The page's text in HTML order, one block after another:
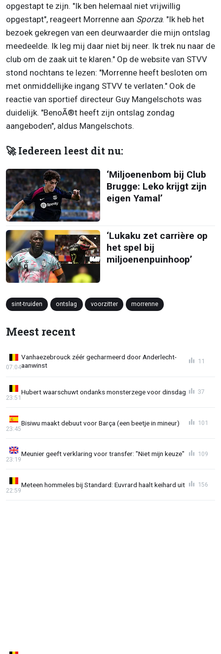
opgestapt te zijn. "Ik ben helemaal niet vrijwillig
opgestapt", reageert Morrenne aan Sporza. "Ik heb het
bezoek gekregen van een deurwaarder die mijn ontslag
meedeelde. Ik leg mij daar niet bij neer. Ik trek nu naar de
club om de zaak uit te klaren." Op de website van STVV
stond nochtans te lezen: "Morrenne heeft besloten om
met onmiddellijke ingang STVV te verlaten." Ook de
reactie van sportief directeur Guy Mangelschots was
duidelijk. "BenoÃ®t heeft zijn ontslag zondag
aangeboden", aldus Mangelschots.
🚀 Iedereen leest dit nu:
‘Miljoenenbom bij Club
Brugge: Leko krijgt zijn
eigen Yamal’
‘Lukaku zet carrière op
het spel bij
miljoenenpuinhoop’
sint-truiden ontslag voorzitter morrenne
Meest recent
Vanhaezebrouck zéér gecharmeerd door Anderlecht-
aanwinst
07:04
11
Hubert waarschuwt ondanks monsterzege voor dinsdag
23:51
37
Bisiwu maakt debuut voor Barça (een beetje in mineur)
23:45
101
Meunier geeft verklaring voor transfer: "Niet mijn keuze"
23:19
109
Meteen hommeles bij Standard: Euvrard haalt keihard uit
22:59
156